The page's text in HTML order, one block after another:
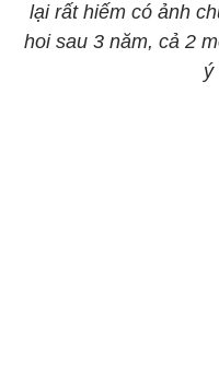
lại rất hiếm có ảnh
hoi sau 3 năm, cả 2
ý